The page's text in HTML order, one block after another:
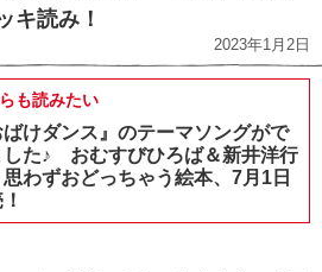
キ読み！
2023年1月2日
も読みたい
ばけダンス』のテーマソングがで
した♪ おむすびひろば＆新井洋行
わずおどっちゃう絵本、7月1日